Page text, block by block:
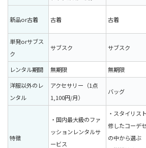
新品or古着 古着 古着
単発orサブス
ク
サブスク サブスク
レンタル期間 無期限 無期限
洋服以外のレ
ンタル
アクセサリー（1点
1,100円/月）
バッグ
特徴
・国内最大級のファ
ッションレンタルサ
ービス
・スタイリス
修したコーデ
の中から選ぶ